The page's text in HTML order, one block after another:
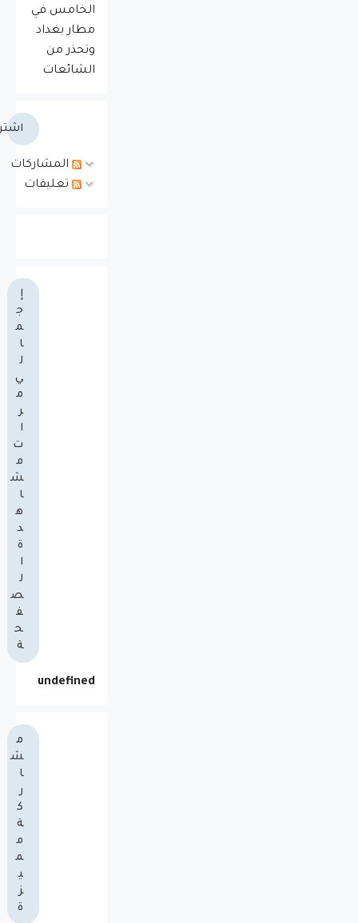
الخامس في
مطار بغداد
وتحذر من
الشائعات
المشاركات
تعليقات
إ
ج
م
ا
ل
ي
م
ر
ا
ت
م
ش
ا
ه
د
ة
ا
ل
ص
ف
ح
ة
undefned
م
ش
ا
ر
ك
ة
م
م
ي
ز
ة